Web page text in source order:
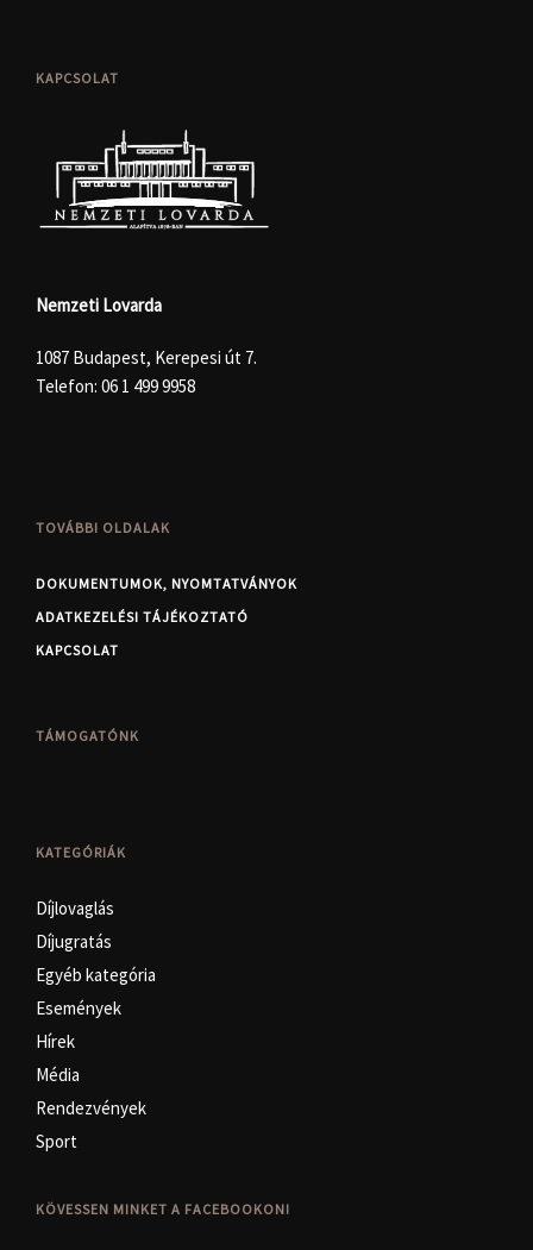
KAPCSOLAT
Nemzeti Lovarda
1087 Budapest, Kerepesi út 7.
Telefon: 06 1 499 9958
TOVÁBBI OLDALAK
DOKUMENTUMOK, NYOMTATVÁNYOK
ADATKEZELÉSI TÁJÉKOZTATÓ
KAPCSOLAT
TÁMOGATÓNK
KATEGÓRIÁK
Díjlovaglás
Díjugratás
Egyéb kategória
Események
Hírek
Média
Rendezvények
Sport
KÖVESSEN MINKET A FACEBOOKON!